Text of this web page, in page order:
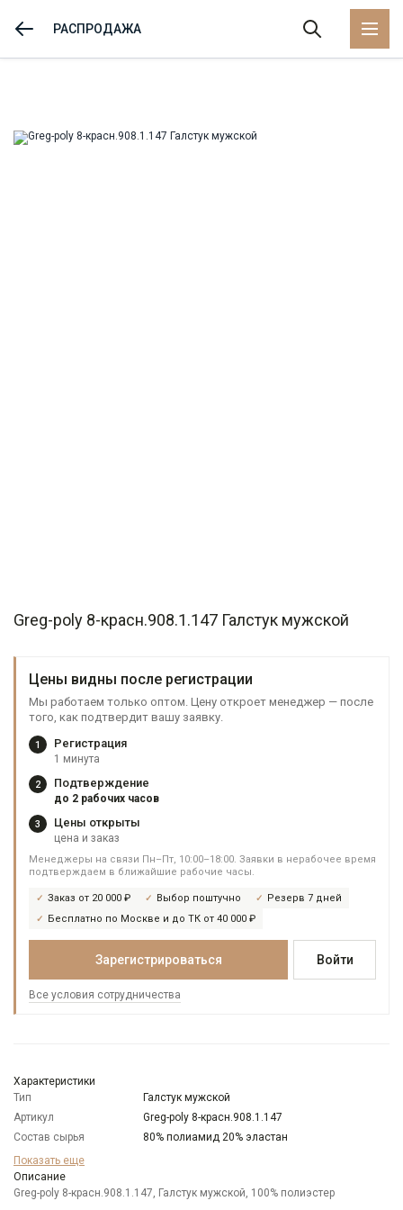
РАСПРОДАЖА
Greg-poly 8-красн.908.1.147 Галстук мужской
Цены видны после регистрации
Мы работаем только оптом. Цену откроет менеджер — после
того, как подтвердит вашу заявку.
1 Регистрация
1 минута
2 Подтверждение
до 2 рабочих часов
3 Цены открыты
цена и заказ
Менеджеры на связи Пн–Пт, 10:00–18:00. Заявки в нерабочее время
подтверждаем в ближайшие рабочие часы.
Заказ от 20 000 ₽ Выбор поштучно
Резерв 7 дней
Бесплатно по Москве и до ТК от 40 000 ₽
Зарегистрироваться Войти
Все условия сотрудничества
Характеристики
Тип
Галстук мужской
Артикул
Greg-poly 8-красн.908.1.147
Состав сырья
80% полиамид 20% эластан
Бренд
Цвет
Отделка
Галстуки: многоцветный
Показать еще
Описание
Greg-poly 8-красн.908.1.147, Галстук мужской, 100% полиэстер